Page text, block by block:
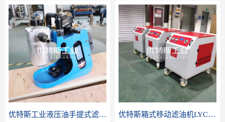
优特斯工业液压油手提式滤油机BLYJ系列液压油润滑油便携轻便小流量精密过滤 优特斯箱式移动滤油机LYC-C系列变压器油润滑油滤油小车